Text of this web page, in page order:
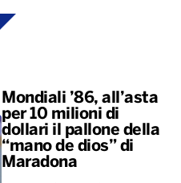
Mondiali ’86, all’asta
per 10 milioni di
dollari il pallone della
“mano de dios” di
Maradona